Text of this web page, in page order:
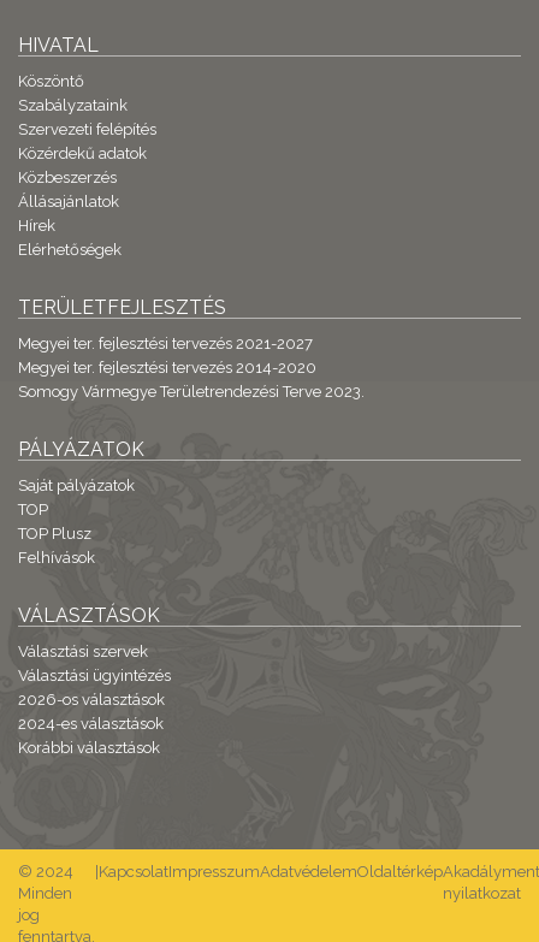
HIVATAL
Köszöntő
Szabályzataink
Szervezeti felépítés
Közérdekű adatok
Közbeszerzés
Állásajánlatok
Hírek
Elérhetőségek
TERÜLETFEJLESZTÉS
Megyei ter. fejlesztési tervezés 2021-2027
Megyei ter. fejlesztési tervezés 2014-2020
Somogy Vármegye Területrendezési Terve 2023.
PÁLYÁZATOK
Saját pályázatok
TOP
TOP Plusz
Felhívások
VÁLASZTÁSOK
Választási szervek
Választási ügyintézés
2026-os választások
2024-es választások
Korábbi választások
© 2024
Minden
jog
fenntartva.
KapcsolatImpresszumAdatvédelemOldaltérkép
nyilatkozat